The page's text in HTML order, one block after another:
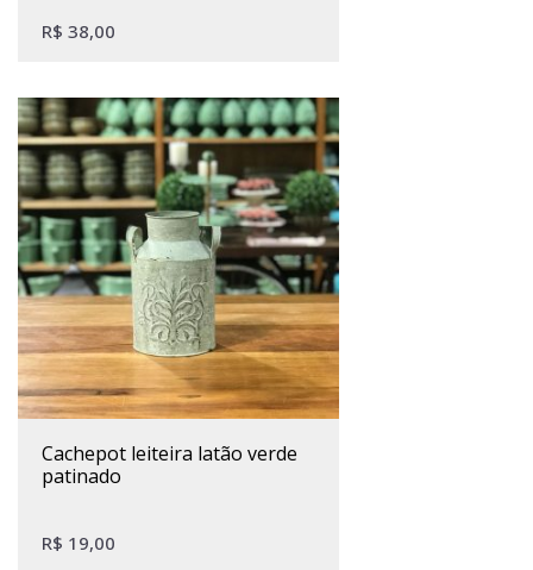
R$ 38,00
cachepot leiteira latão verde
patinado
R$ 19,00